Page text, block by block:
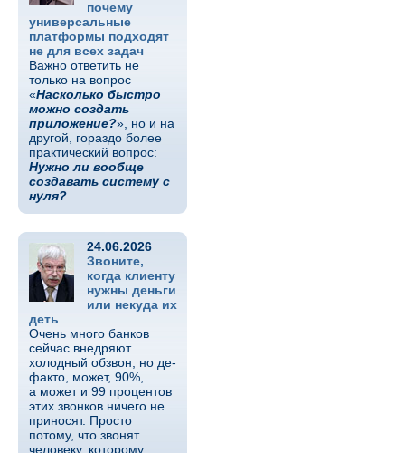
почему
универсальные
платформы подходят
не для всех задач
Важно ответить не
только на вопрос
«Насколько быстро
можно создать
приложение?», но и на
другой, гораздо более
практический вопрос:
Нужно ли вообще
создавать систему с
нуля?
24.06.2026
Звоните,
когда клиенту
нужны деньги
или некуда их
деть
Очень много банков
сейчас внедряют
холодный обзвон, но де-
факто, может, 90%,
а может и 99 процентов
этих звонков ничего не
приносят. Просто
потому, что звонят
человеку, которому